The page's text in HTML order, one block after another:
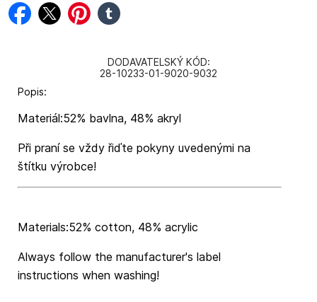
facebook
twitterpinterest
tumblr
DODAVATELSKÝ KÓD:
28-10233-01-9020-9032
Popis:
Materiál:52% bavlna, 48% akryl
Při praní se vždy řiďte pokyny uvedenými na
štítku výrobce!
Materials:52% cotton, 48% acrylic
Always follow the manufacturer's label
instructions when washing!